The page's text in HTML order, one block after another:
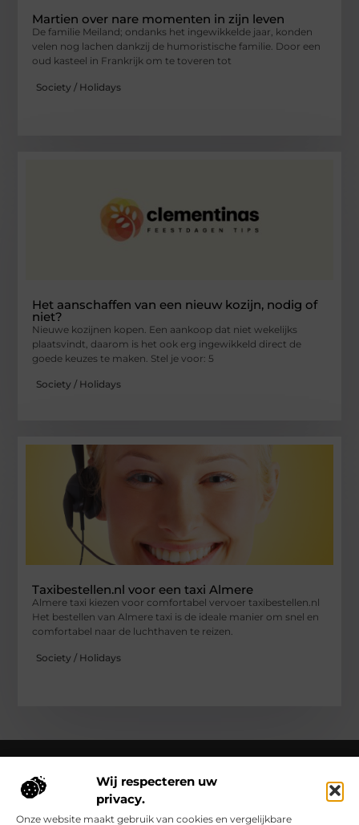
Wij respecteren uw
privacy.
Onze website maakt gebruik van cookies en vergelijkbare
Martien over nare momenten in zijn leven
De familie Meiland; ondanks het ingewikkelde jaar, konden
velen nog lachen dankzij de humoristische familie. Door een
oud kasteel in Frankrijk om te toveren tot
Society / Holidays
Het aanschaffen van een nieuw kozijn, nodig of
niet?
Nieuwe kozijnen kopen. Een aankoop dat niet wekelijks
plaatsvindt, daarom is het ook erg ingewikkeld direct de
goede keuzes te maken. Stel je voor: 5
Society / Holidays
Taxibestellen.nl voor een taxi Almere
Almere taxi kiezen voor comfortabel vervoer taxibestellen.nl
Het bestellen van Almere taxi is de ideale manier om snel en
comfortabel naar de luchthaven te reizen.
Society / Holidays
Over Clementinas
Clementinas.nl – Ontdek de kleine wonderen van het